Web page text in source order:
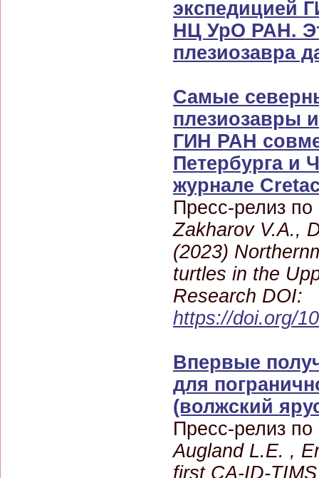
экспедицией
НЦ УрО РАН.
плезиозавра
Самые
плезиозавры
ГИН РАН
Петербурга и
журнале
Пресс-релиз по
Zakharov V.A.,
(2023)
turtles in the
Research DOI:
https://doi.org/
Впервые
для
(волжский
Пресс-релиз по
Augland L.E. ,
first CA-ID-